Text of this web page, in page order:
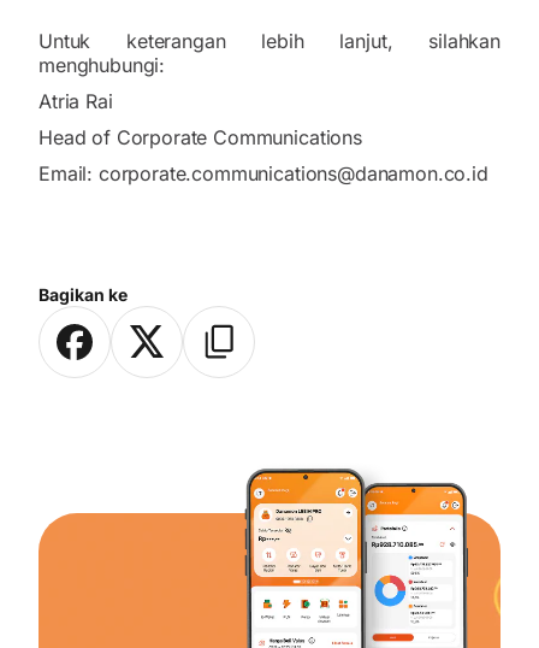
Bagikan ke
Untuk keterangan lebih lanjut, silahkan
menghubungi:
Atria Rai
Head of Corporate Communications
Email: corporate.communications@danamon.co.id